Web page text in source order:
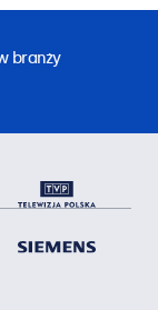
branży